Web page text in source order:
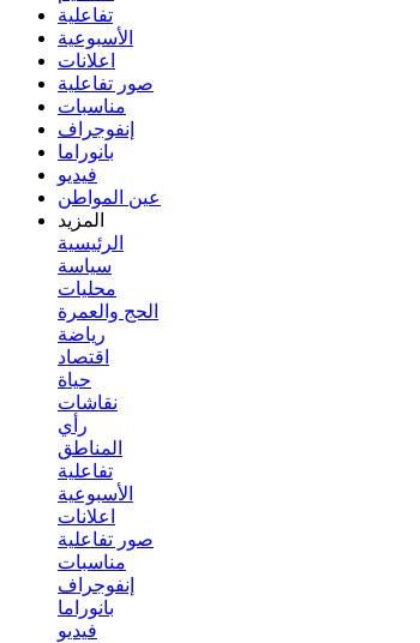
تفاعلية
الأسبوعية
اعلانات
صور تفاعلية
مناسبات
إنفوجراف
بانوراما
فيديو
عين المواطن
المزيد
الرئيسية
سياسة
محليات
الحج والعمرة
رياضة
اقتصاد
حياة
نقاشات
رأي
المناطق
تفاعلية
الأسبوعية
اعلانات
صور تفاعلية
مناسبات
إنفوجراف
بانوراما
فيديو